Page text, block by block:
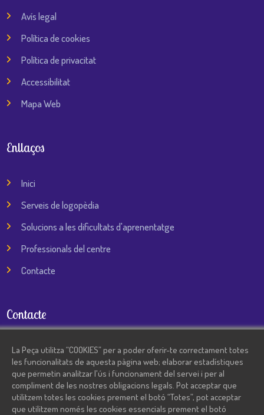
Avís legal
Política de cookies
Política de privacitat
Accessibilitat
Mapa Web
Enllaços
Inici
Serveis de logopèdia
Solucions a les dificultats d'aprenentatge
Professionals del centre
Contacte
Contacte
935 744 606/692 611 291
angels@lapeca.net
Frederic Soler 12 – 08130 – Santa Perpètua de la Mogoda
La Peça utilitza “COOKIES” per a poder oferir-te correctament totes
les funcionalitats de aquesta pàgina web; elaborar estadístiques
que permetin analitzar l'ús i funcionament del servei i per al
compliment de les nostres obligacions legals. Pot acceptar que
utilitzem totes les cookies prement el botó “Totes”, pot acceptar
que utilitzem només les cookies essencials prement el botó